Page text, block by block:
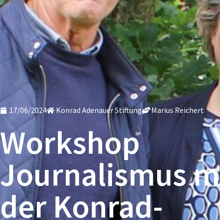
17/06/2024 Konrad Adenauer Stiftung Marius Reichert
Workshop
Journalismus
der Konrad-